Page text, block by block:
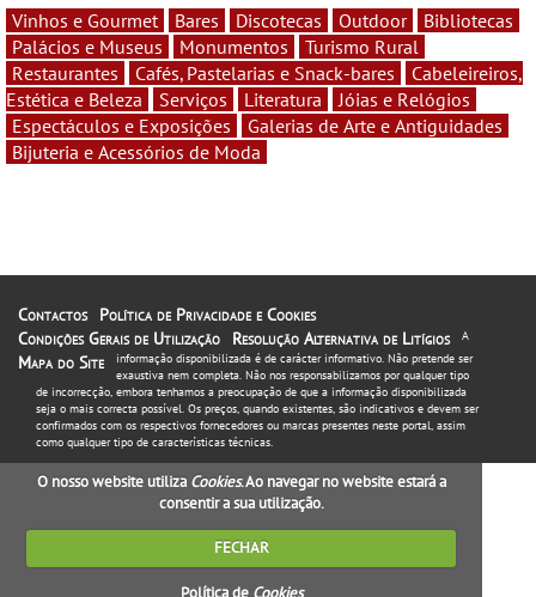
Vinhos e Gourmet Bares Discotecas Outdoor
Bibliotecas
Palácios e Museus
Monumentos
Turismo Rural
Restaurantes
Cafés, Pastelarias e Snack-bares
Cabeleireiros,
Estética e Beleza
Serviços Literatura
Jóias e Relógios
Espectáculos e Exposições
Galerias de Arte e Antiguidades
Bijuteria e Acessórios de Moda
Contactos
Política de Privacidade e Cookies
Condições Gerais de Utilização
Resolução Alternativa de Litígios
Mapa do Site
A
informação disponibilizada é de carácter informativo. Não pretende ser
exaustiva nem completa. Não nos responsabilizamos por qualquer tipo
de incorrecção, embora tenhamos a preocupação de que a informação disponibilizada
seja o mais correcta possível. Os preços, quando existentes, são indicativos e devem ser
confirmados com os respectivos fornecedores ou marcas presentes neste portal, assim
como qualquer tipo de características técnicas.
O nosso website utiliza Cookies. Ao navegar no website estará a
consentir a sua utilização.
FECHAR
Política de Cookies